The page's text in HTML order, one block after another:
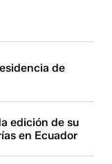
de
edición de su
en Ecuador